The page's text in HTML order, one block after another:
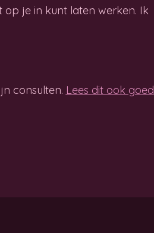
op je in kunt laten werken. Ik
consulten. Lees dit ook goed